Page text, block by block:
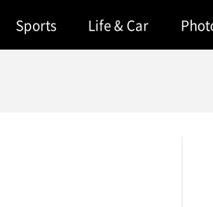
Sports Life & Car